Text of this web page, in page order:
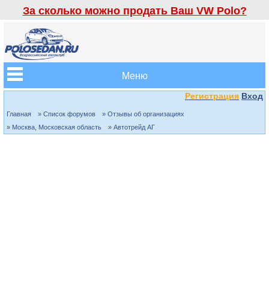
За сколько можно продать Ваш VW Polo?
Меню
Регистрация Вход
Главная » Список форумов
» Отзывы об организациях
» Москва, Московская область
» Автотрейд АГ